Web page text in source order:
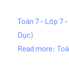
Toán 7 - Lớp 7
Dục)
Read more: